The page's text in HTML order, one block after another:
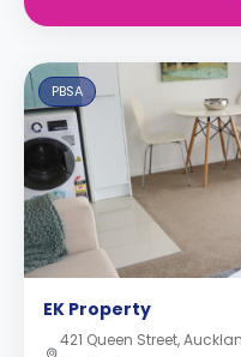
PBSA
EK Property
421 Queen Street,